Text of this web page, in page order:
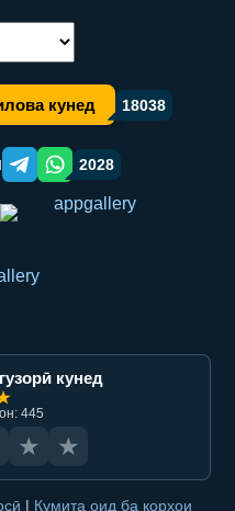
забон:
кунед 18038
Telegram orqali ulashish
WhatsApp orqali ulashish
2028
кунед
445
★ ★
| Кумита оид ба корҳои